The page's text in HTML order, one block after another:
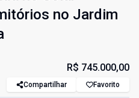
no Jardim
R$ 745.000,00
Compartilhar Favorito